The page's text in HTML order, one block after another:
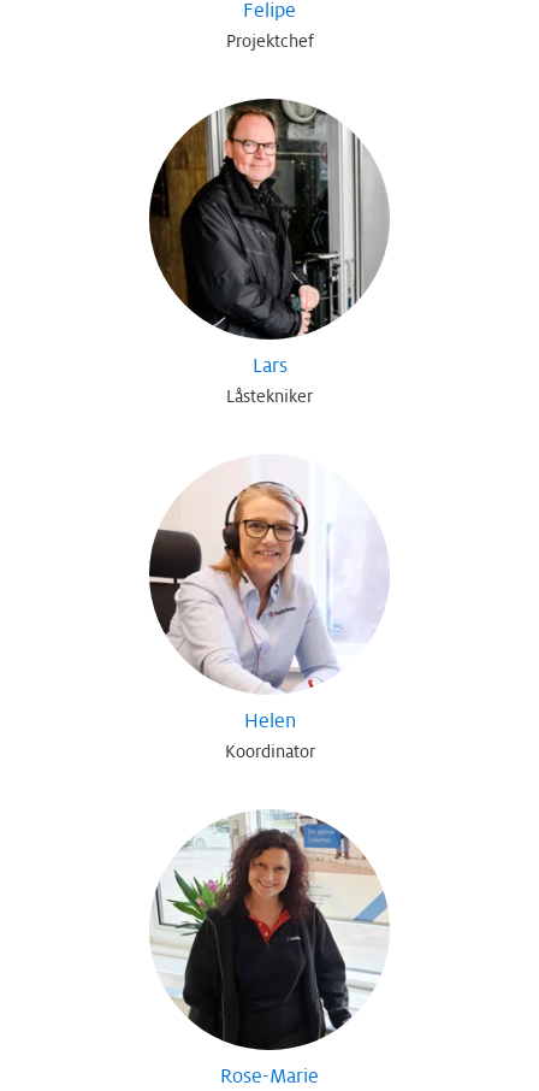
Felipe
Projektchef
Lars
Låstekniker
Helen
Koordinator
Rose-Marie